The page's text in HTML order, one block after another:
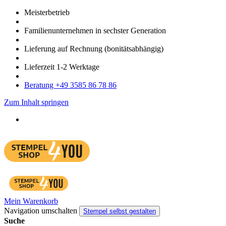
Meister­betrieb
Familien­unter­nehmen in sechster Gene­ration
Lieferung auf Rech­nung (bonitätsabhängig)
Liefer­zeit 1-2 Werk­tage
Bera­tung +49 3585 86 78 86
Zum Inhalt springen
Mein Warenkorb
Navigation umschalten
Stempel selbst gestalten
Suche